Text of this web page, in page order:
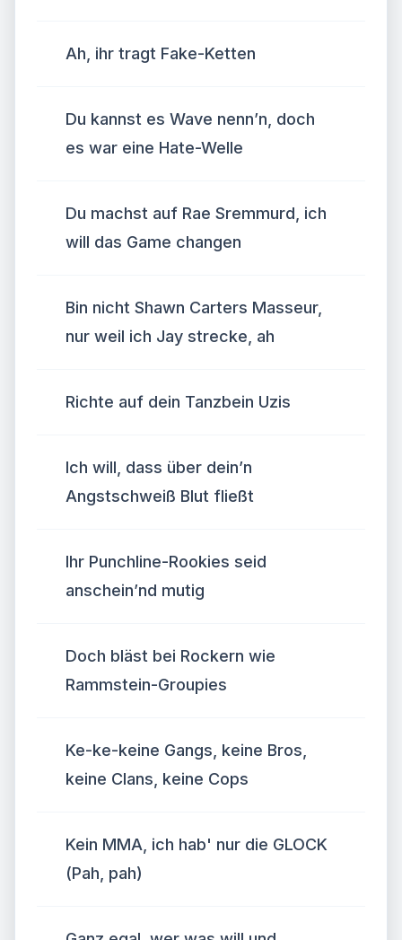
Ah, ihr tragt Fake-Ketten
Du kannst es Wave nenn’n, doch
es war eine Hate-Welle
Du machst auf Rae Sremmurd, ich
will das Game changen
Bin nicht Shawn Carters Masseur,
nur weil ich Jay strecke, ah
Richte auf dein Tanzbein Uzis
Ich will, dass über dein’n
Angstschweiß Blut fließt
Ihr Punchline-Rookies seid
anschein’nd mutig
Doch bläst bei Rockern wie
Rammstein-Groupies
Ke-ke-keine Gangs, keine Bros,
keine Clans, keine Cops
Kein MMA, ich hab' nur die GLOCK
(Pah, pah)